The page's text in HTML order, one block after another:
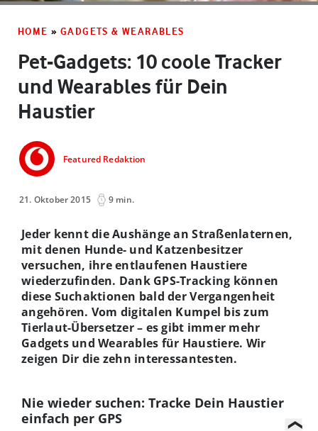
HOME » GADGETS & WEARABLES
Pet-Gadgets: 10 coole Tracker
und Wearables für Dein
Haustier
Featured Redaktion
21. Oktober 2015 9 min.
Jeder kennt die Aushänge an Straßenlaternen,
mit denen Hunde- und Katzenbesitzer
versuchen, ihre entlaufenen Haustiere
wiederzufinden. Dank GPS-Tracking können
diese Suchaktionen bald der Vergangenheit
angehören. Vom digitalen Kumpel bis zum
Tierlaut-Übersetzer – es gibt immer mehr
Gadgets und Wearables für Haustiere. Wir
zeigen Dir die zehn interessantesten.
Nie wieder suchen: Tracke Dein Haustier
einfach per GPS